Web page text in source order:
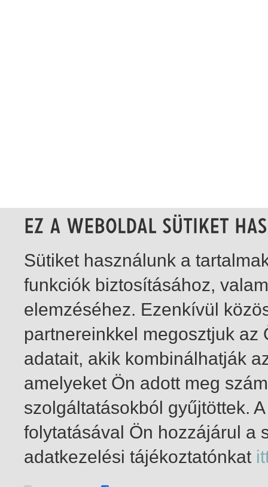
1-2 / összesen 2 találat
Sütiket használunk a
funkciók biztosításához,
elemzéséhez. Ezenkívül
partnereinkkel megosztjuk
adatait, akik kombinálhatják
amelyeket Ön adott meg
szolgáltatásokból gyűjtöttek.
folytatásával Ön hozzájárul a
adatkezelési tájékoztatónkat